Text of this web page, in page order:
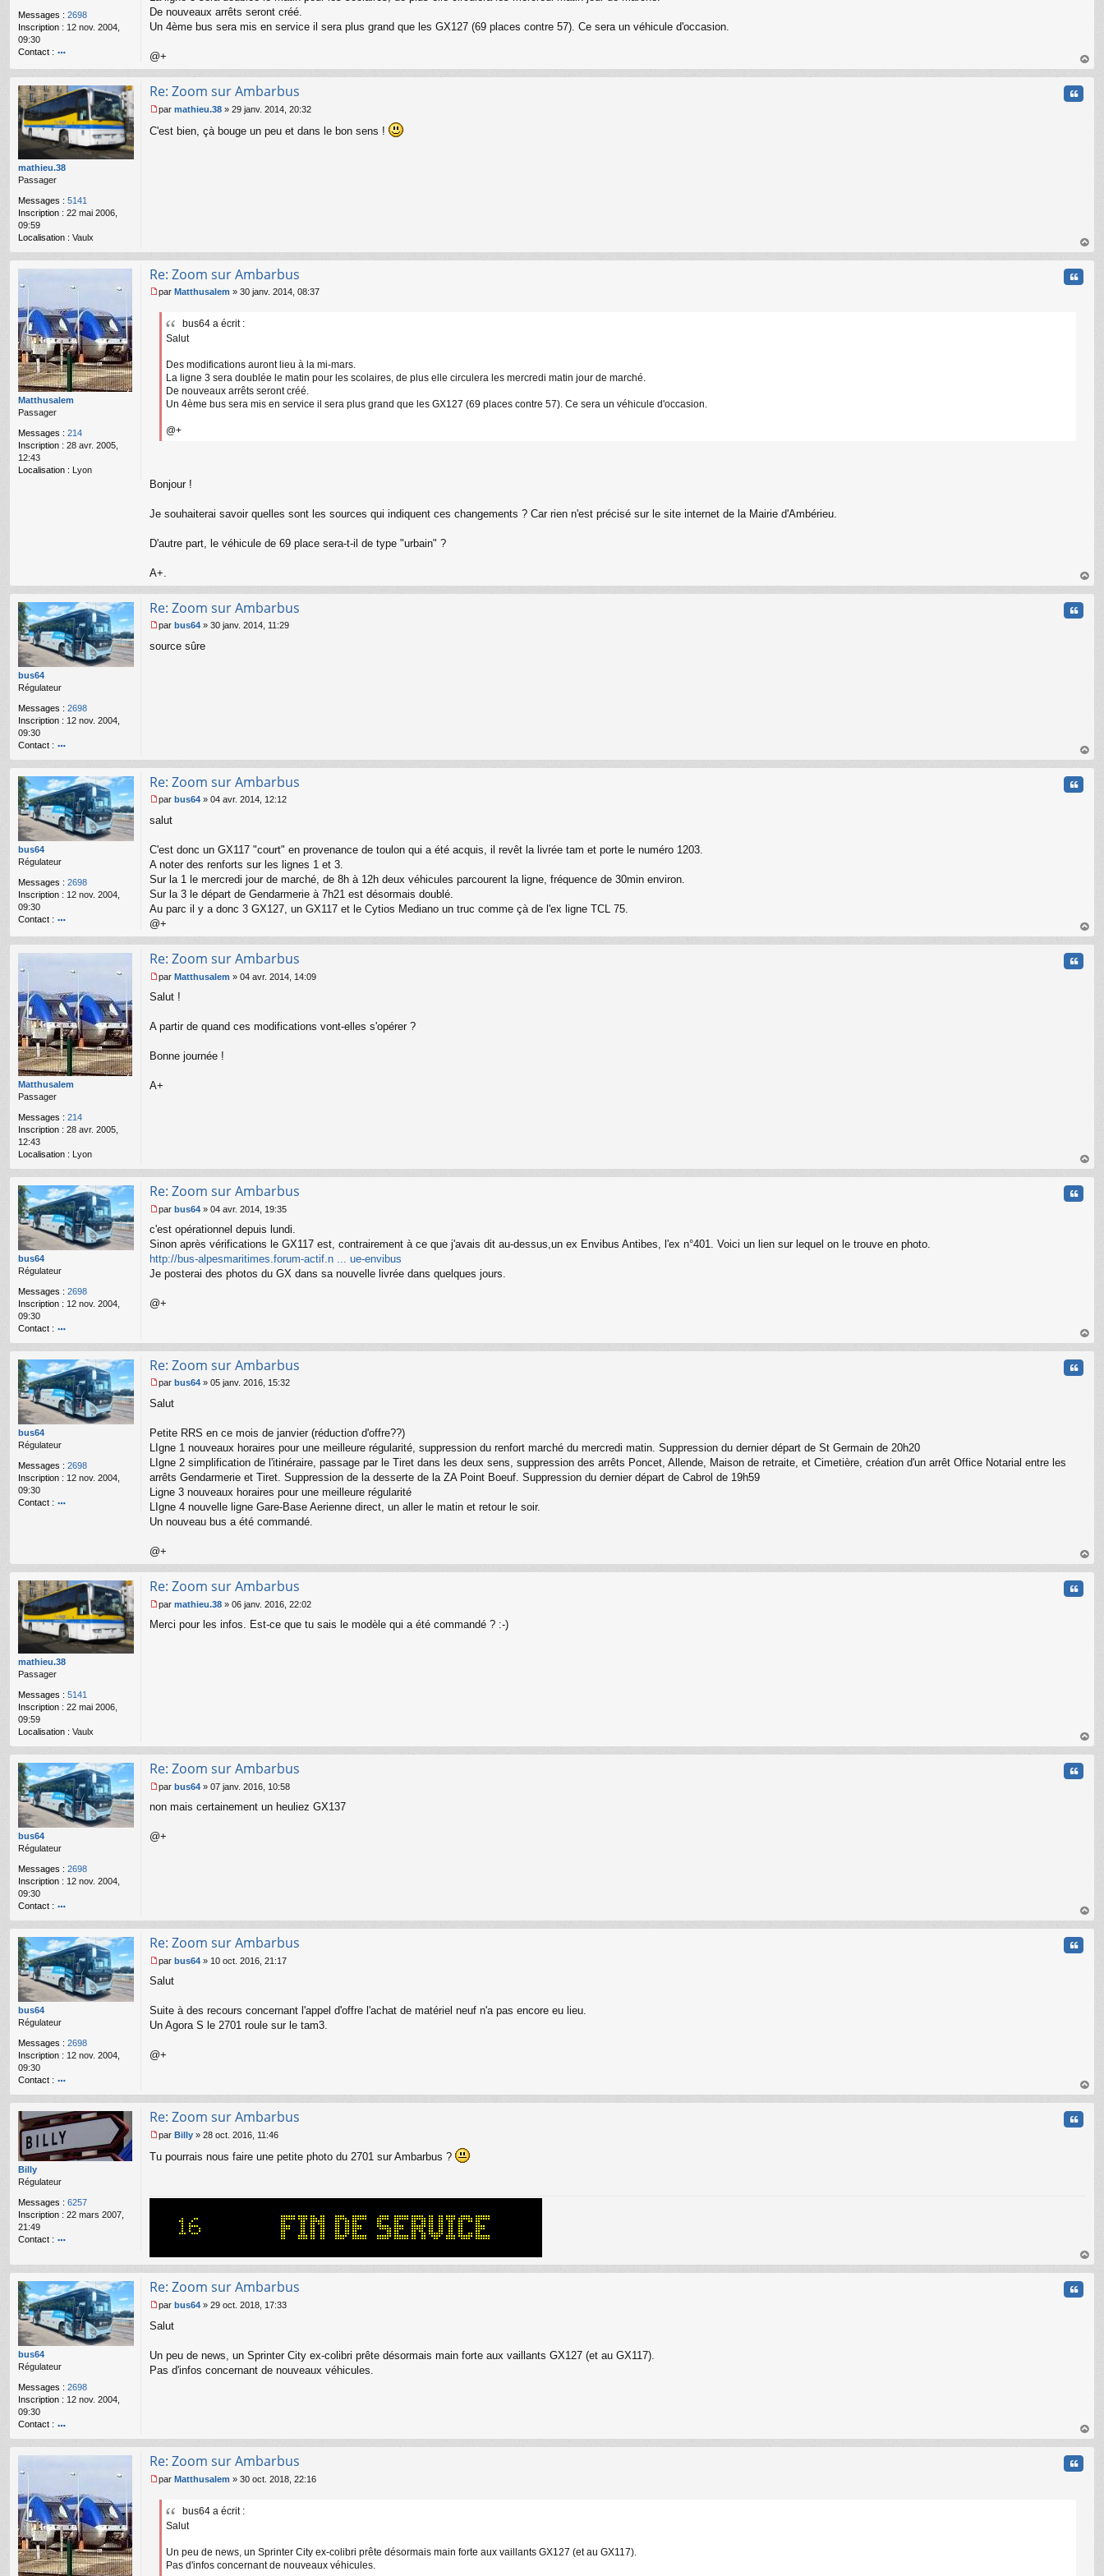
Messages : 2698
Inscription : 12 nov. 2004,
09:30
Contact :
nt
ac
te
r
b
u
4
g
e
n
n
u
De nouveaux arrêts seront créé.
Un 4ème bus sera mis en service il sera plus grand que les GX127 (69 places contre 57). Ce sera un véhicule d'occasion.
@+
au
mathieu.38
Passager
Messages : 5141
Inscription : 22 mai 2006,
09:59
Localisation : Vaulx
Re: Zoom sur Ambarbus
e
u
par mathieu.38 » 29 janv. 2014, 20:32
C'est bien, çà bouge un peu et dans le bon sens !
au
Matthusalem
Passager
Messages : 214
Inscription : 28 avr. 2005,
12:43
Localisation : Lyon
Re: Zoom sur Ambarbus
e
par Matthusalem » 30 janv. 2014, 08:37
bus64 a écrit :
Salut
Des modifications auront lieu à la mi-mars.
La ligne 3 sera doublée le matin pour les scolaires, de plus elle circulera les mercredi matin jour de marché.
De nouveaux arrêts seront créé.
Un 4ème bus sera mis en service il sera plus grand que les GX127 (69 places contre 57). Ce sera un véhicule d'occasion.
@+
Bonjour !
Je souhaiterai savoir quelles sont les sources qui indiquent ces changements ? Car rien n'est précisé sur le site internet de la Mairie d'Ambérieu.
D'autre part, le véhicule de 69 place sera-t-il de type "urbain" ?
A+.
au
bus64
Régulateur
Messages : 2698
Inscription : 12 nov. 2004,
09:30
Contact :
o
nt
ac
te
r
b
u
Re: Zoom sur Ambarbus
e
l
u
par bus64 » 30 janv. 2014, 11:29
source sûre
au
bus64
Régulateur
Messages : 2698
Inscription : 12 nov. 2004,
09:30
Contact :
nt
b
u
s6
4
Re: Zoom sur Ambarbus
e
s
g
e
n
o
n
u
par bus64 » 04 avr. 2014, 12:12
salut
C'est donc un GX117 "court" en provenance de toulon qui a été acquis, il revêt la livrée tam et porte le numéro 1203.
A noter des renforts sur les lignes 1 et 3.
Sur la 1 le mercredi jour de marché, de 8h à 12h deux véhicules parcourent la ligne, fréquence de 30min environ.
Sur la 3 le départ de Gendarmerie à 7h21 est désormais doublé.
Au parc il y a donc 3 GX127, un GX117 et le Cytios Mediano un truc comme çà de l'ex ligne TCL 75.
@+
au
Matthusalem
Passager
Messages : 214
Inscription : 28 avr. 2005,
12:43
Localisation : Lyon
Re: Zoom sur Ambarbus
e
s
a
e
o
par Matthusalem » 04 avr. 2014, 14:09
Salut !
A partir de quand ces modifications vont-elles s'opérer ?
Bonne journée !
A+
au
bus64
Régulateur
Messages : 2698
Inscription : 12 nov. 2004,
09:30
Contact :
o
nt
ac
te
r
b
u
Re: Zoom sur Ambarbus
e
s
s
a
g
n
l
u
par bus64 » 04 avr. 2014, 19:35
c'est opérationnel depuis lundi.
Sinon après vérifications le GX117 est, contrairement à ce que j'avais dit au-dessus,un ex Envibus Antibes, l'ex n°401. Voici un lien sur lequel on le trouve en photo.
http://bus-alpesmaritimes.forum-actif.n ... ue-envibus
Je posterai des photos du GX dans sa nouvelle livrée dans quelques jours.
@+
au
bus64
Régulateur
Messages : 2698
Inscription : 12 nov. 2004,
09:30
Contact :
r
u
s6
4
Re: Zoom sur Ambarbus
e
s
g
e
n
o
n
l
u
par bus64 » 05 janv. 2016, 15:32
Salut
Petite RRS en ce mois de janvier (réduction d'offre??)
LIgne 1 nouveaux horaires pour une meilleure régularité, suppression du renfort marché du mercredi matin. Suppression du dernier départ de St Germain de 20h20
LIgne 2 simplification de l'itinéraire, passage par le Tiret dans les deux sens, suppression des arrêts Poncet, Allende, Maison de retraite, et Cimetière, création d'un arrêt Office Notarial entre les
arrêts Gendarmerie et Tiret. Suppression de la desserte de la ZA Point Boeuf. Suppression du dernier départ de Cabrol de 19h59
Ligne 3 nouveaux horaires pour une meilleure régularité
LIgne 4 nouvelle ligne Gare-Base Aerienne direct, un aller le matin et retour le soir.
Un nouveau bus a été commandé.
@+
au
mathieu.38
Passager
Messages : 5141
Inscription : 22 mai 2006,
09:59
Localisation : Vaulx
Re: Zoom sur Ambarbus
e
u
par mathieu.38 » 06 janv. 2016, 22:02
Merci pour les infos. Est-ce que tu sais le modèle qui a été commandé ? :-)
au
bus64
Régulateur
Messages : 2698
Inscription : 12 nov. 2004,
09:30
Contact :
o
nt
ac
te
r
b
u
Re: Zoom sur Ambarbus
e
s
l
u
par bus64 » 07 janv. 2016, 10:58
non mais certainement un heuliez GX137
@+
au
bus64
Régulateur
Messages : 2698
Inscription : 12 nov. 2004,
09:30
Contact :
o
nt
ac
te
r
b
s6
Re: Zoom sur Ambarbus
e
s
g
n
l
u
par bus64 » 10 oct. 2016, 21:17
Salut
Suite à des recours concernant l'appel d'offre l'achat de matériel neuf n'a pas encore eu lieu.
Un Agora S le 2701 roule sur le tam3.
@+
au
Billy
Régulateur
Messages : 6257
Inscription : 22 mars 2007,
21:49
Contact :
nt
te
r
Bi
lly
Re: Zoom sur Ambarbus
e
l
par Billy » 28 oct. 2016, 11:46
Tu pourrais nous faire une petite photo du 2701 sur Ambarbus ?
au
bus64
Régulateur
Messages : 2698
Inscription : 12 nov. 2004,
09:30
Contact :
o
b
u
s6
4
Re: Zoom sur Ambarbus
e
g
l
u
par bus64 » 29 oct. 2018, 17:33
Salut
Un peu de news, un Sprinter City ex-colibri prête désormais main forte aux vaillants GX127 (et au GX117).
Pas d'infos concernant de nouveaux véhicules.
au
Re: Zoom sur Ambarbus
e
par Matthusalem » 30 oct. 2018, 22:16
bus64 a écrit :
Salut
Un peu de news, un Sprinter City ex-colibri prête désormais main forte aux vaillants GX127 (et au GX117).
Pas d'infos concernant de nouveaux véhicules.